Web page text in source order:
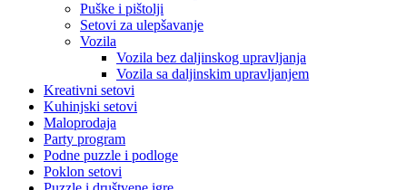
Puške i pištolji
Setovi za ulepšavanje
Vozila
Vozila bez daljinskog upravljanja
Vozila sa daljinskim upravljanjem
Kreativni setovi
Kuhinjski setovi
Maloprodaja
Party program
Podne puzzle i podloge
Poklon setovi